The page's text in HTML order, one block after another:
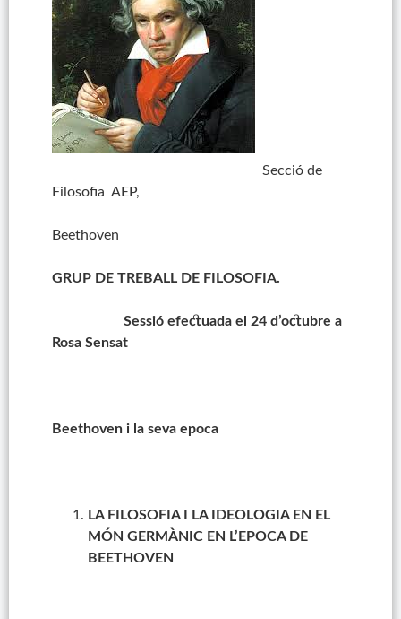
Secció de
Filosofia AEP,
Beethoven
GRUP DE TREBALL DE FILOSOFIA.
Sessió efectuada el 24 d’octubre a
Rosa Sensat
Beethoven i la seva epoca
LA FILOSOFIA I LA IDEOLOGIA EN EL
MÓN GERMÀNIC EN L’EPOCA DE
BEETHOVEN